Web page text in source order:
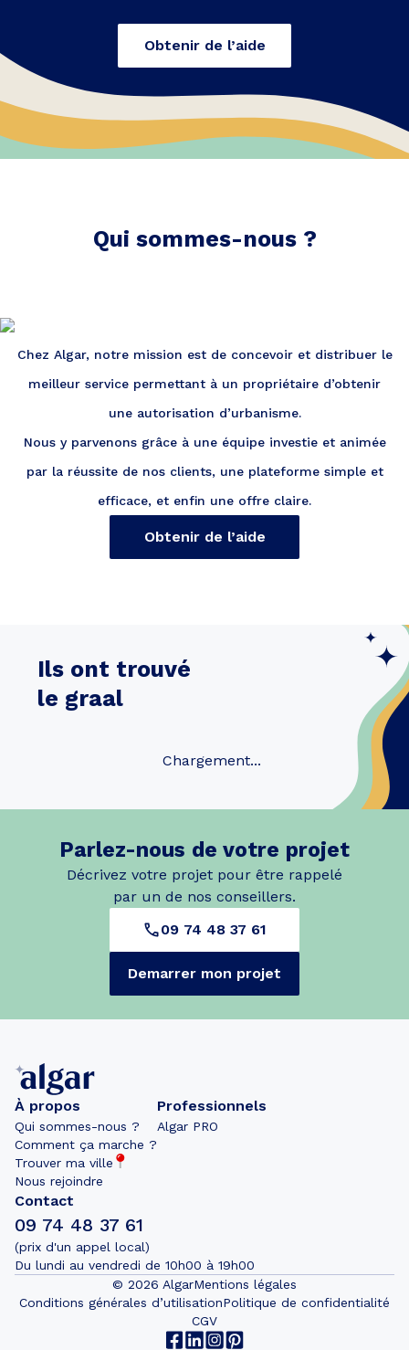
Obtenir de l’aide
Qui sommes-nous ?
Chez Algar, notre mission est de concevoir et distribuer le
meilleur service permettant à un propriétaire d’obtenir
une autorisation d’urbanisme.
Nous y parvenons grâce à une équipe investie et animée
par la réussite de nos clients, une plateforme simple et
efficace, et enfin une offre claire.
Obtenir de l’aide
Ils ont trouvé
le graal
Chargement...
Parlez-nous de votre projet
Décrivez votre projet pour être rappelé
par un de nos conseillers.
09 74 48 37 61
Demarrer mon projet
À propos
Qui sommes-nous ?
Comment ça marche ?
Trouver ma ville
Nous rejoindre
Professionnels
Algar PRO
Contact
09 74 48 37 61
(prix d'un appel local)
Du lundi au vendredi de 10h00 à 19h00
© 2026 AlgarMentions légales
Conditions générales d’utilisationPolitique de confidentialité
CGV